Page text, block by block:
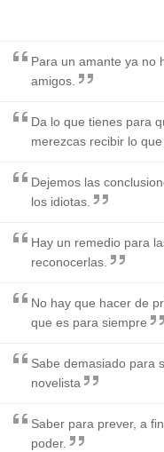
Para un amante ya no
amigos.
Da lo que tienes para
merezcas recibir lo que
Dejemos las
los idiotas.
Hay un remedio para
reconocerlas.
No hay que hacer de
que es para siempre
Sabe demasiado para
novelista
Saber para prever, a
poder.